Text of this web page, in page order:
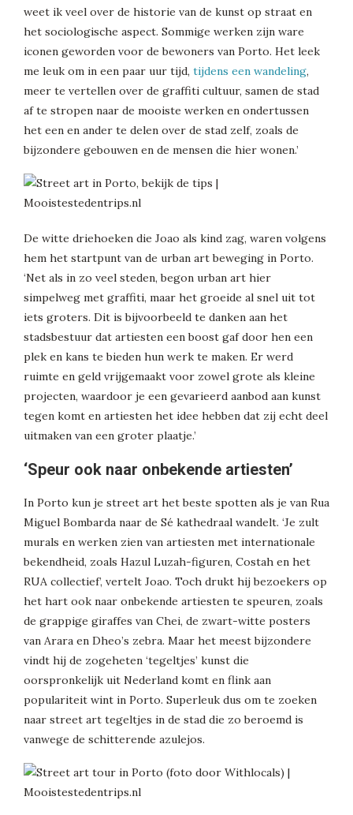
weet ik veel over de historie van de kunst op straat en
het sociologische aspect. Sommige werken zijn ware
iconen geworden voor de bewoners van Porto. Het leek
me leuk om in een paar uur tijd, tijdens een wandeling,
meer te vertellen over de graffiti cultuur, samen de stad
af te stropen naar de mooiste werken en ondertussen
het een en ander te delen over de stad zelf, zoals de
bijzondere gebouwen en de mensen die hier wonen.’
De witte driehoeken die Joao als kind zag, waren volgens
hem het startpunt van de urban art beweging in Porto.
‘Net als in zo veel steden, begon urban art hier
simpelweg met graffiti, maar het groeide al snel uit tot
iets groters. Dit is bijvoorbeeld te danken aan het
stadsbestuur dat artiesten een boost gaf door hen een
plek en kans te bieden hun werk te maken. Er werd
ruimte en geld vrijgemaakt voor zowel grote als kleine
projecten, waardoor je een gevarieerd aanbod aan kunst
tegen komt en artiesten het idee hebben dat zij echt deel
uitmaken van een groter plaatje.’
‘Speur ook naar onbekende artiesten’
In Porto kun je street art het beste spotten als je van Rua
Miguel Bombarda naar de Sé kathedraal wandelt. ‘Je zult
murals en werken zien van artiesten met internationale
bekendheid, zoals Hazul Luzah-figuren, Costah en het
RUA collectief’, vertelt Joao. Toch drukt hij bezoekers op
het hart ook naar onbekende artiesten te speuren, zoals
de grappige giraffes van Chei, de zwart-witte posters
van Arara en Dheo’s zebra. Maar het meest bijzondere
vindt hij de zogeheten ‘tegeltjes’ kunst die
oorspronkelijk uit Nederland komt en flink aan
populariteit wint in Porto. Superleuk dus om te zoeken
naar street art tegeltjes in de stad die zo beroemd is
vanwege de schitterende azulejos.